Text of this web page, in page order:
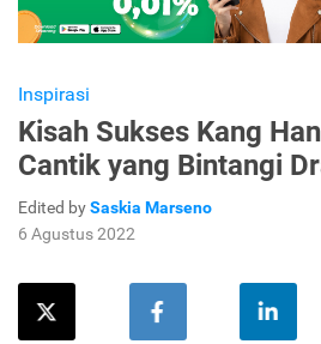
Inspirasi
Kisah Sukses Kang
Cantik yang Bintangi
Edited bySaskia Marseno
6 Agustus 2022